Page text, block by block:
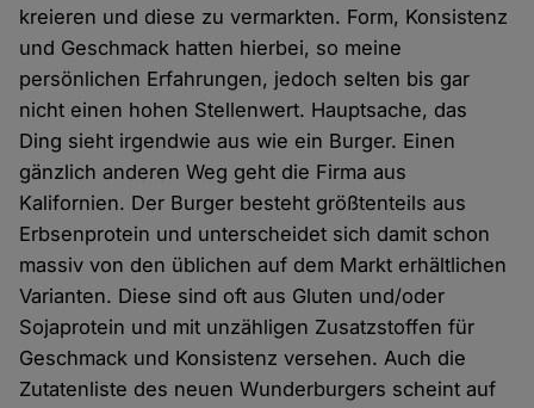
kreieren und diese zu vermarkten. Form, Konsistenz
und Geschmack hatten hierbei, so meine
persönlichen Erfahrungen, jedoch selten bis gar
nicht einen hohen Stellenwert. Hauptsache, das
Ding sieht irgendwie aus wie ein Burger. Einen
gänzlich anderen Weg geht die Firma aus
Kalifornien. Der Burger besteht größtenteils aus
Erbsenprotein und unterscheidet sich damit schon
massiv von den üblichen auf dem Markt erhältlichen
Varianten. Diese sind oft aus Gluten und/oder
Sojaprotein und mit unzähligen Zusatzstoffen für
Geschmack und Konsistenz versehen. Auch die
Zutatenliste des neuen Wunderburgers scheint auf